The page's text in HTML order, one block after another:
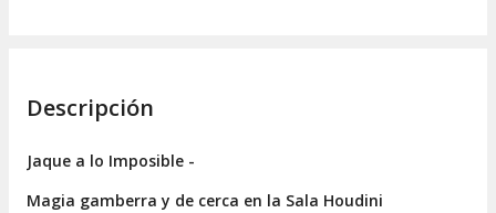
Descripción
Jaque a lo Imposible -
Magia gamberra y de cerca en la Sala Houdini